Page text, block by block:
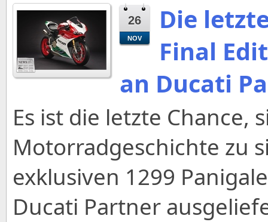
26
NOV
Die
Final
an Ducati
Es ist die letzte Chance,
Motorradgeschichte zu
exklusiven 1299
Ducati Partner